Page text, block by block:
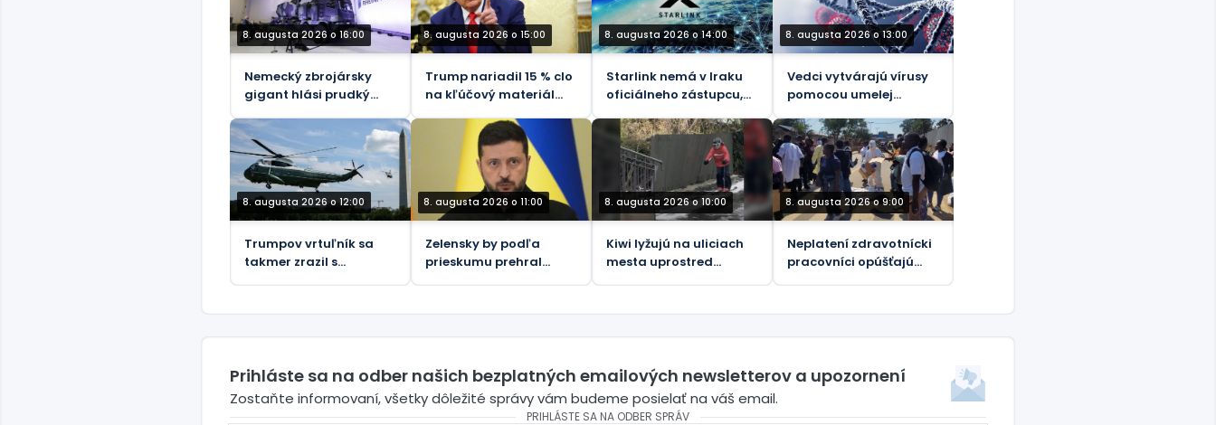
8. augusta 2026 o 16:00
Nemecký zbrojársky
gigant hlási prudký
8. augusta 2026 o 15:00
Trump nariadil 15 % clo
na kľúčový materiál
8. augusta 2026 o 14:00
Starlink nemá v Iraku
oficiálneho zástupcu,
8. augusta 2026 o 13:00
Vedci vytvárajú vírusy
pomocou umelej
8. augusta 2026 o 12:00
Trumpov vrtuľník sa
takmer zrazil s
8. augusta 2026 o 11:00
Zelensky by podľa
prieskumu prehral
8. augusta 2026 o 10:00
Kiwi lyžujú na uliciach
mesta uprostred
8. augusta 2026 o 9:00
Neplatení zdravotnícki
pracovníci opúšťajú
Prihláste sa na odber našich bezplatných emailových newsletterov a upozornení
Zostaňte informovaní, všetky dôležité správy vám budeme posielať na váš email.
PRIHLÁSTE SA NA ODBER SPRÁV